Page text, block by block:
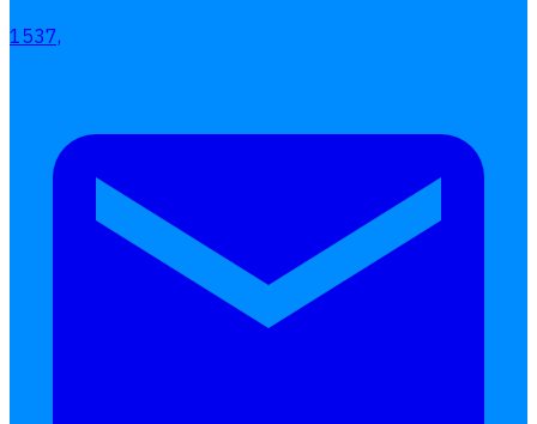
เบี้ยขยัน
แบบฟอร์มประเมินพนักงาน
บริการรับทำเงินเดือน
Soft
1537,